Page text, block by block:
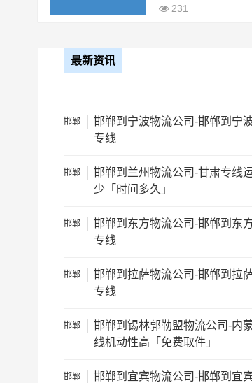
根据货物类型选择合适车型
车型
231
最新资讯
邯郸
邯郸到宁波物流公司-邯郸到宁
专线
邯郸
邯郸到兰州物流公司-甘肃专线
少「时间多久」
邯郸
邯郸到东方物流公司-邯郸到东
专线
邯郸
邯郸到拉萨物流公司-邯郸到拉
专线
邯郸
邯郸到锡林郭勒盟物流公司-内
线机动性高「免费取件」
邯郸
邯郸到宜宾物流公司-邯郸到宜